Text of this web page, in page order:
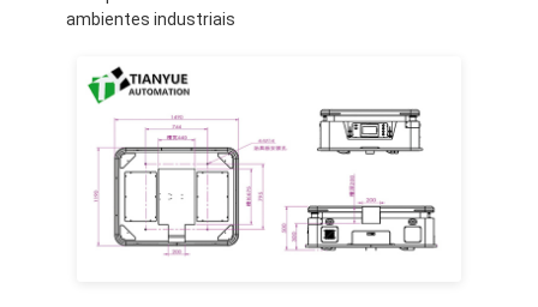
Robô comercial
ambientes industriais